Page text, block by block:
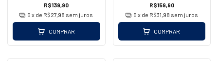
R$139,90
5 x de R$27,98 sem juros
COMPRAR
R$159,90
5 x de R$31,98 sem juros
COMPRAR